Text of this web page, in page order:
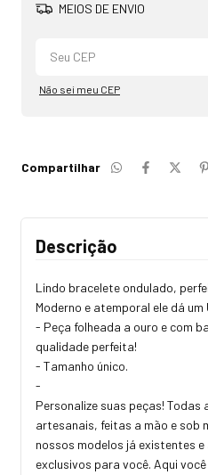
MEIOS DE ENVIO
Não sei meu CEP
Compartilhar
Descrição
Lindo bracelete ondulado,
Moderno e atemporal ele dá um
- Peça folheada a ouro e com
qualidade perfeita!
- Tamanho único.
-
Personalize suas peças! Todas
artesanais, feitas a mão e sob
nossos modelos já existentes
exclusivos para você. Aqui